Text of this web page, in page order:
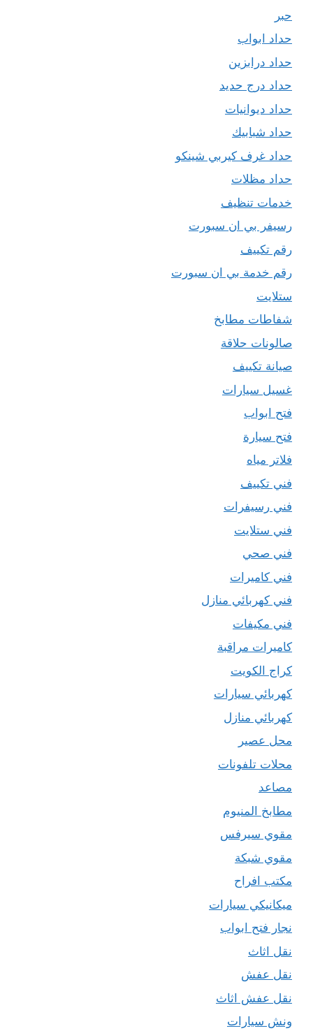
حبر
حداد ابواب
حداد درابزين
حداد درج حديد
حداد ديوانيات
حداد شبابيك
حداد غرف كيربي شينكو
حداد مظلات
خدمات تنظيف
رسيفر بي ان سبورت
رقم تكييف
رقم خدمة بي ان سبورت
ستلايت
شفاطات مطابخ
صالونات حلاقة
صيانة تكييف
غسيل سيارات
فتح ابواب
فتح سيارة
فلاتر مياه
فني تكييف
فني رسيفرات
فني ستلايت
فني صحي
فني كاميرات
فني كهربائي منازل
فني مكيفات
كاميرات مراقبة
كراج الكويت
كهربائي سيارات
كهربائي منازل
محل عصير
محلات تلفونات
مصاعد
مطابخ المنيوم
مقوي سيرفس
مقوي شبكة
مكتب افراح
ميكانيكي سيارات
نجار فتح ابواب
نقل اثاث
نقل عفش
نقل عفش اثاث
ونش سيارات